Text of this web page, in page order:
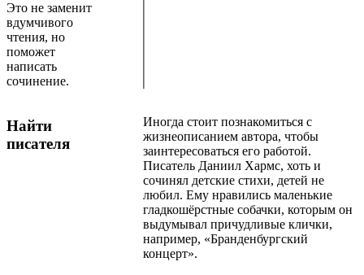
Это не заменит
вдумчивого
чтения, но
поможет
написать
сочинение.
Найти
писателя
Иногда стоит познакомиться с
жизнеописанием автора, чтобы
заинтересоваться его работой.
Писатель Даниил Хармс, хоть и
сочинял детские стихи, детей не
любил. Ему нравились маленькие
гладкошёрстные собачки, которым он
выдумывал причудливые клички,
например, «Бранденбургский
концерт».